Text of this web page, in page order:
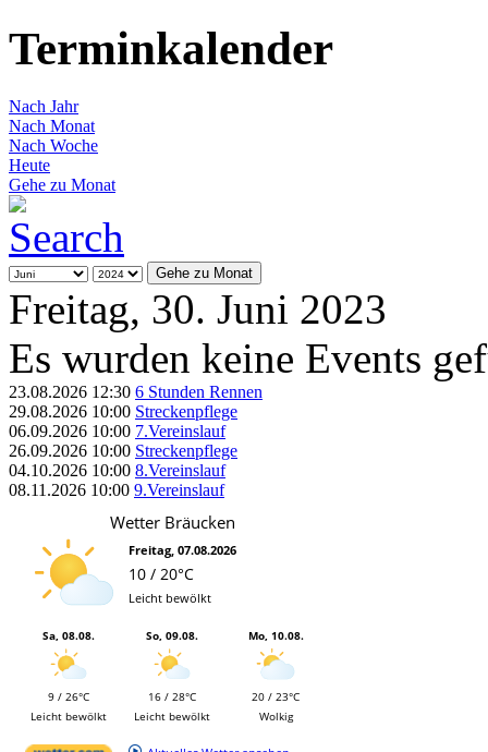
Terminkalender
Nach Jahr
Nach Monat
Nach Woche
Heute
Gehe zu Monat
Gehe zu Monat
Freitag, 30. Juni 2023
Es wurden keine Events
23.08.2026 12:30 6 Stunden Rennen
29.08.2026 10:00 Streckenpflege
06.09.2026 10:00 7.Vereinslauf
26.09.2026 10:00 Streckenpflege
04.10.2026 10:00 8.Vereinslauf
08.11.2026 10:00 9.Vereinslauf
Wetter Bräucken
Freitag, 07.08.2026
10 / 20°C
Leicht bewölkt
Sa, 08.08.
9 / 26°C
Leicht bewölkt
So, 09.08.
16 / 28°C
Leicht bewölkt
Mo, 10.08.
20 / 23°C
Wolkig